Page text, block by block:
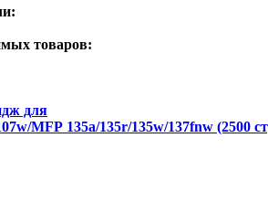
товаров:
для
MFP 135a/135r/135w/137fnw (2500